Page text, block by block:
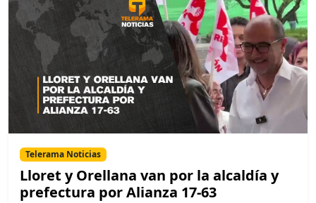
Telerama Noticias
Lloret y Orellana van por la alcaldía y
prefectura por Alianza 17-63